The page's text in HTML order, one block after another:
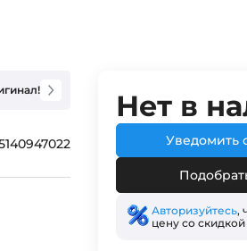
Нет в
Уведомить
Авторизуйтесь,
цену со скидкой